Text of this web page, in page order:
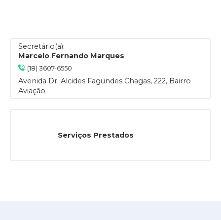
Secretário(a):
Marcelo Fernando Marques
(18) 3607-6550
Avenida Dr. Alcides Fagundes Chagas, 222, Bairro
Aviação
Serviços Prestados